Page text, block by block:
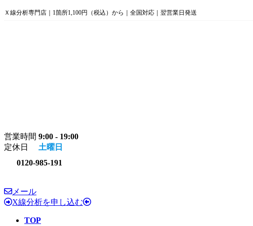
ン
ビ
Ｘ線分析専門店｜1箇所1,100円（税込）から｜全国対応｜翌営業日発送
営業時間 9:00 - 19:00
定休日 土曜日
0120-985-191
メール
X線分析を申し込む
TOP